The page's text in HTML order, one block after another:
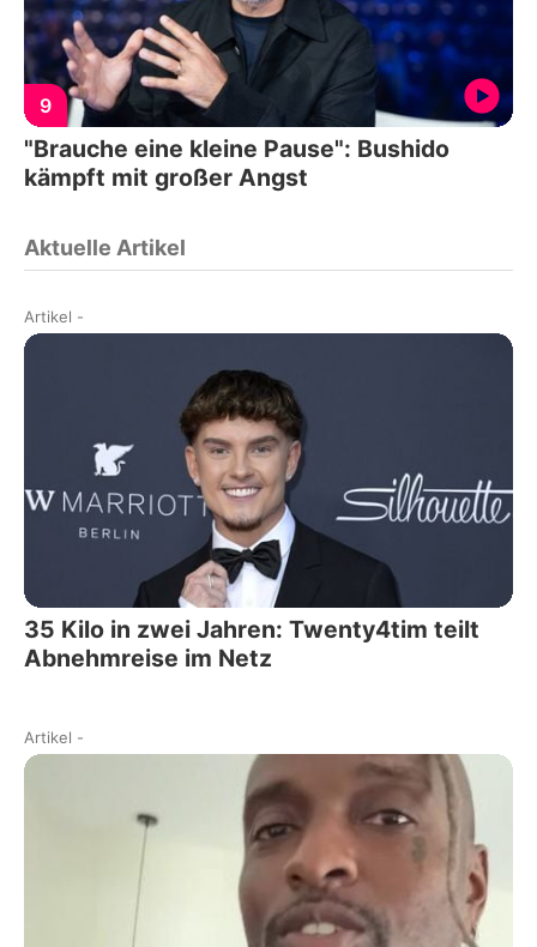
9
"Brauche eine kleine Pause": Bushido
kämpft mit großer Angst
Aktuelle Artikel
Artikel -
35 Kilo in zwei Jahren: Twenty4tim teilt
Abnehmreise im Netz
Artikel -